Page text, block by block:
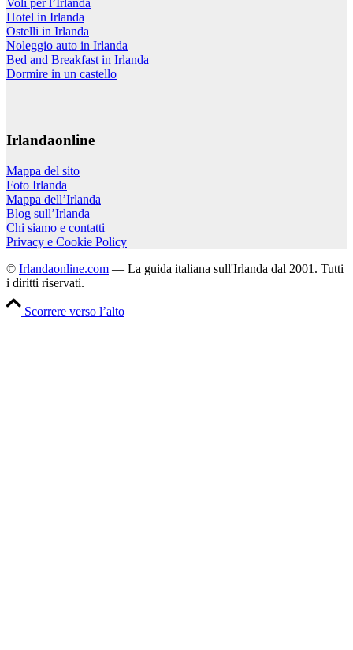
Hotel in Irlanda
Ostelli in Irlanda
Noleggio auto in Irlanda
Bed and Breakfast in Irlanda
Dormire in un castello
Irlandaonline
Mappa del sito
Foto Irlanda
Mappa dell’Irlanda
Blog sull’Irlanda
Chi siamo e contatti
Privacy e Cookie Policy
© Irlandaonline.com — La guida italiana sull'Irlanda dal 2001. Tutti
i diritti riservati.
Scorrere verso l’alto